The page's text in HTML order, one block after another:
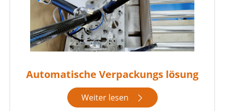
Automatische Verpackungs lösung
Weiter lesen 